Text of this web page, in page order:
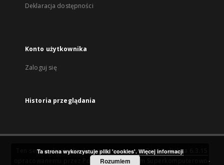
Deklaracja dostępności
Konto użytkownika
Zaloguj się
Historia przeglądania
Ten serwis działa dzięki oprogramowaniuDInGO dLibra 6.3.15
Poznańskie Centrum Superkomputerowo-
Ta strona wykorzystuje pliki 'cookies'. Więcej informacji
Rozumiem